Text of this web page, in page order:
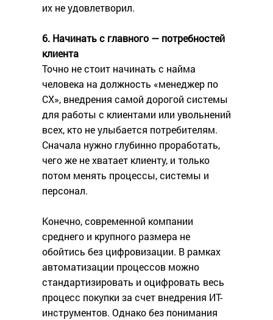
их не удовлетворил.
6. Начинать с главного — потребностей
клиента
Точно не стоит начинать с найма
человека на должность «менеджер по
СХ», внедрения самой дорогой системы
для работы с клиентами или увольнений
всех, кто не улыбается потребителям.
Сначала нужно глубинно проработать,
чего же не хватает клиенту, и только
потом менять процессы, системы и
персонал.
Конечно, современной компании
среднего и крупного размера не
обойтись без цифровизации. В рамках
автоматизации процессов можно
стандартизировать и оцифровать весь
процесс покупки за счет внедрения ИТ-
инструментов. Однако без понимания